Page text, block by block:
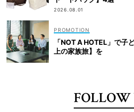
2026.08.01
「NOT A HOTEL」で子
上の家族旅】を
FOLLOW